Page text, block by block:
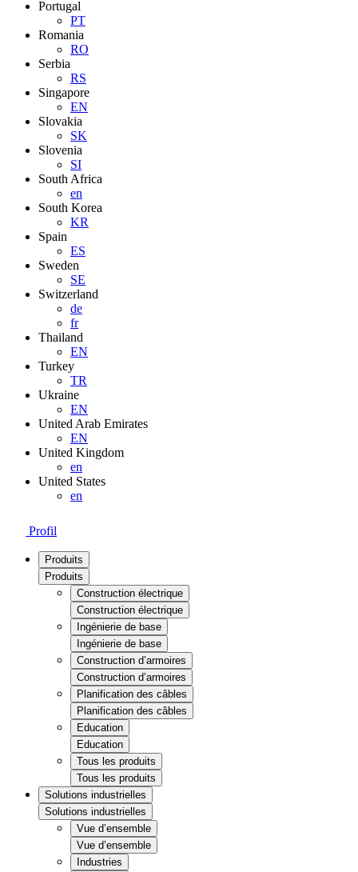
Portugal
PT
Romania
RO
Serbia
RS
Singapore
EN
Slovakia
SK
Slovenia
SI
South Africa
en
South Korea
KR
Spain
ES
Sweden
SE
Switzerland
de
fr
Thailand
EN
Turkey
TR
Ukraine
EN
United Arab Emirates
EN
United Kingdom
en
United States
en
Profil
Produits
Produits
Construction électrique
Construction électrique
Ingénierie de base
Ingénierie de base
Construction d’armoires
Construction d’armoires
Planification des câbles
Planification des câbles
Education
Education
Tous les produits
Tous les produits
Solutions industrielles
Solutions industrielles
Vue d’ensemble
Vue d’ensemble
Industries